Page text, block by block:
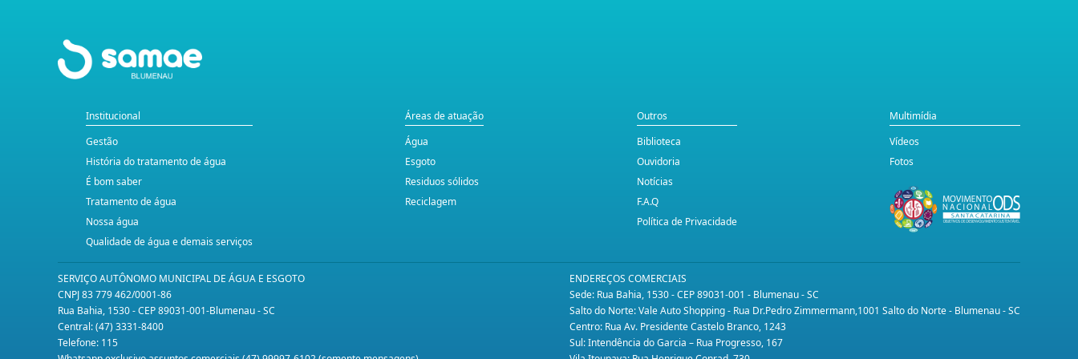
Institucional
Gestão
História do tratamento de água
É bom saber
Tratamento de água
Nossa água
Qualidade de água e demais serviços
Áreas de atuação
Água
Esgoto
Residuos sólidos
Reciclagem
Outros
Biblioteca
Ouvidoria
Notícias
F.A.Q
Política de Privacidade
Multimídia
Vídeos
Fotos
SERVIÇO AUTÔNOMO MUNICIPAL DE ÁGUA E ESGOTO
CNPJ 83 779 462/0001-86
Rua Bahia, 1530 - CEP 89031-001-Blumenau - SC
Central: (47) 3331-8400
Telefone: 115
ENDEREÇOS COMERCIAIS
Sede: Rua Bahia, 1530 - CEP 89031-001 - Blumenau - SC
Salto do Norte: Vale Auto Shopping - Rua Dr.Pedro Zimmermann,1001 Salto do Norte - Blumenau - SC
Centro: Rua Av. Presidente Castelo Branco, 1243
Sul: Intendência do Garcia – Rua Progresso, 167